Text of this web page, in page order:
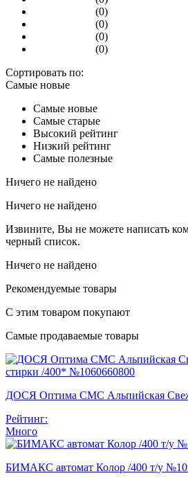
(0)
(0)
(0)
(0)
Сортировать по:
Самые новые
Самые новые
Самые старые
Высокий рейтинг
Низкий рейтинг
Самые полезные
Ничего не найдено
Ничего не найдено
Извините, Вы не можете написать
черный список.
Ничего не найдено
Рекомендуемые товары
С этим товаром покупают
Самые продаваемые товары
ДОСЯ Оптима СМС Альпийская
Рейтинг:
Много
БИМАКС автомат Колор /400 т/у